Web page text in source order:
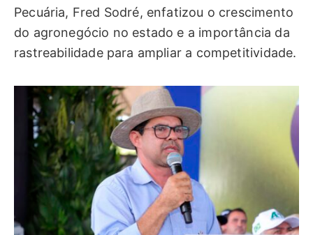
Pecuária, Fred Sodré, enfatizou o crescimento
do agronegócio no estado e a importância da
rastreabilidade para ampliar a competitividade.